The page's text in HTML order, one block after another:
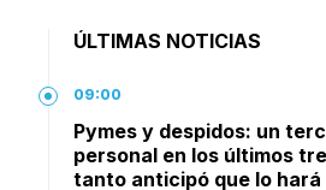
ÚLTIMAS NOTICIAS
09:00
Pymes y despidos: un
personal en los últimos
tanto anticipó que lo hará